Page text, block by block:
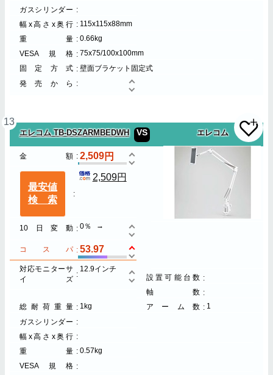
ガスシリンダー
幅x高さx奥行
115x115x88mm
重量
0.66kg
VESA規格
75x75/100x100mm
固定方式
壁面ブラケット固定式
発売から
13
エレコム TB-DSZARMBEDWH VS エレコム
金額 2,509
最安値
検索
2,509円
10日変動 0％
コスパ 53.97
対応モニターサ
イズ
12.9インチ
設置可能台数
軸数
総耐荷重量
1kg アーム数
1
ガスシリンダー
幅x高さx奥行
重量
0.57kg
VESA規格